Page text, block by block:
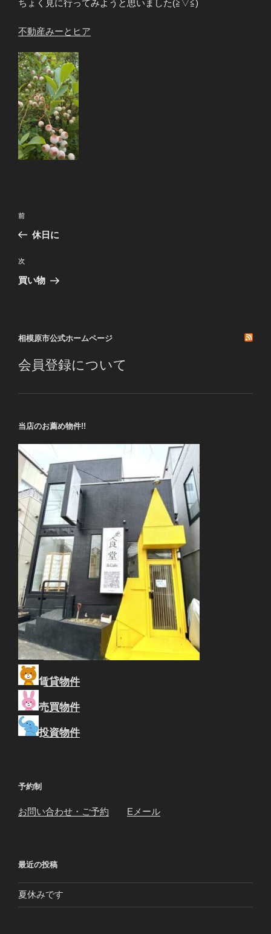
ちょく見に行ってみようと思いました(≧▽≦)
不動産みーとヒア
投
ナ
ビ
ゲ
ン
前
の
稿
前
休日に
次
の
次
買い物
相模原市公式ホームページ
会員登録について
当店のお薦め物件!!
賃貸物件
売買物件
投資物件
予約制
お問い合わせ・ご予約 Eメール
最近の投稿
夏休みです